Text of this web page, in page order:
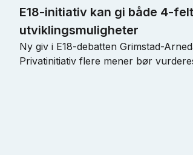
E18-initiativ kan gi både 4-
utviklingsmuligheter
Ny giv i E18-debatten Grimstad-
Privatinitiativ flere mener bør